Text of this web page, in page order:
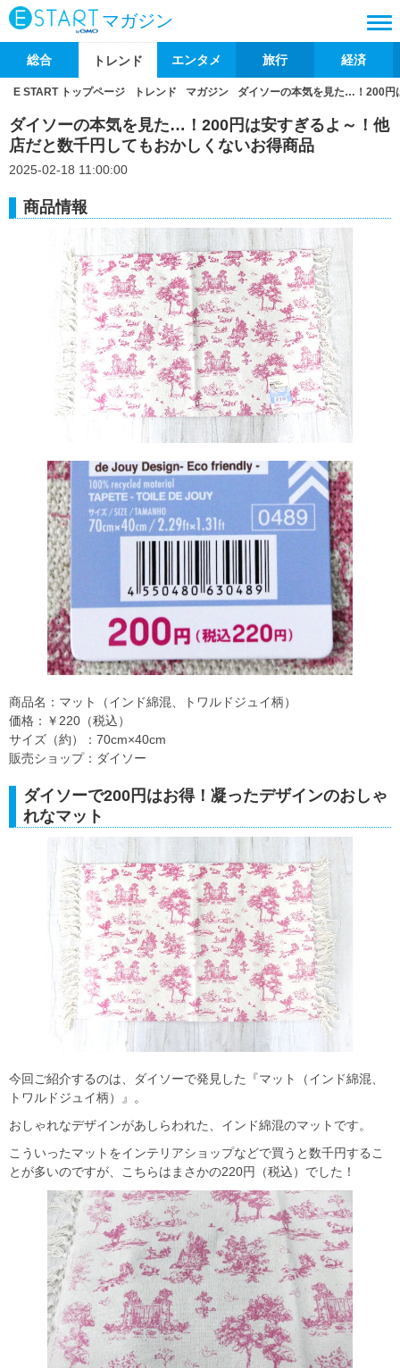
マガジン
総合 トレンド エンタメ 旅行 経済
E START トップページ トレンド マガジン ダイソーの本気を見た…！200円
ダイソーの本気を見た…！200円は安すぎるよ～！他
店だと数千円してもおかしくないお得商品
2025-02-18 11:00:00
商品情報
商品名：マット（インド綿混、トワルドジュイ柄）
価格：￥220（税込）
サイズ（約）：70cm×40cm
販売ショップ：ダイソー
ダイソーで200円はお得！凝ったデザインのおしゃ
れなマット
今回ご紹介するのは、ダイソーで発見した『マット（インド綿混、
トワルドジュイ柄）』。
おしゃれなデザインがあしらわれた、インド綿混のマットです。
こういったマットをインテリアショップなどで買うと数千円するこ
とが多いのですが、こちらはまさかの220円（税込）でした！